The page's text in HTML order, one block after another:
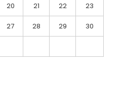
20 21 22 23
27 28 29 30